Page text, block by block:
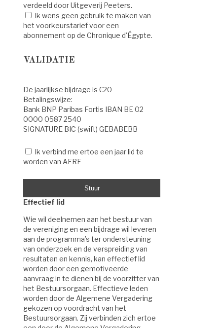
verdeeld door Uitgeverij Peeters.
Ik wens geen gebruik te maken van
het voorkeurstarief voor een
abonnement op de Chronique d'Égypte.
VALIDATIE
De jaarlijkse bijdrage is €20
Betalingswijze:
Bank BNP Paribas Fortis IBAN BE 02
0000 0587 2540
SIGNATURE BIC (swift) GEBABEBB
Ik verbind me ertoe een jaar lid te
worden van AERE
Effectief lid
Wie wil deelnemen aan het bestuur van
de vereniging en een bijdrage wil leveren
aan de programma’s ter ondersteuning
van onderzoek en de verspreiding van
resultaten en kennis, kan effectief lid
worden door een gemotiveerde
aanvraag in te dienen bij de voorzitter van
het Bestuursorgaan. Effectieve leden
worden door de Algemene Vergadering
gekozen op voordracht van het
Bestuursorgaan. Zij verbinden zich ertoe